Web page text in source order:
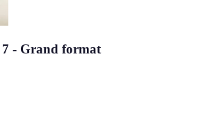
7 - Grand format